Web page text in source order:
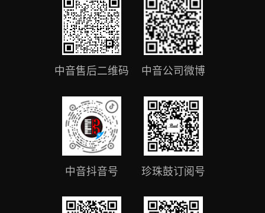
中音售后二维码 中音公司微博
中音抖音号 珍珠鼓订阅号